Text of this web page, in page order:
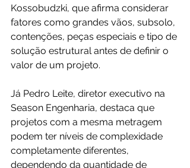
Kossobudzki, que afirma considerar
fatores como grandes vãos, subsolo,
contenções, peças especiais e tipo de
solução estrutural antes de definir o
valor de um projeto.
Já Pedro Leite, diretor executivo na
Season Engenharia, destaca que
projetos com a mesma metragem
podem ter níveis de complexidade
completamente diferentes,
dependendo da quantidade de